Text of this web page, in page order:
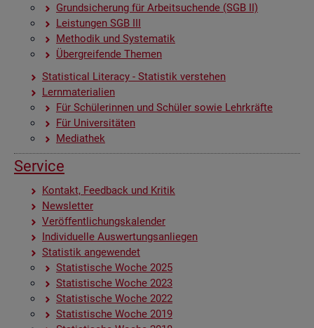
Grund­si­che­rung für Ar­beit­su­chen­de (SGB II)
Leis­tun­gen SGB III
Me­tho­dik und Sys­te­ma­tik
Über­grei­fen­de The­men
Sta­ti­s­ti­cal Li­te­r­acy - Sta­tis­tik ver­ste­hen
Lern­ma­te­ria­li­en
Für Schü­le­rin­nen und Schü­ler sowie Lehr­kräf­te
Für Uni­ver­si­tä­ten
Me­dia­thek
Ser­vice
Kon­takt, Feed­back und Kri­tik
News­let­ter
Ver­öf­fent­li­chungs­ka­len­der
In­di­vi­du­el­le Aus­wer­tungs­an­lie­gen
Sta­tis­tik an­ge­wen­det
Sta­tis­ti­sche Woche 2025
Sta­tis­ti­sche Woche 2023
Sta­tis­ti­sche Woche 2022
Sta­tis­ti­sche Woche 2019